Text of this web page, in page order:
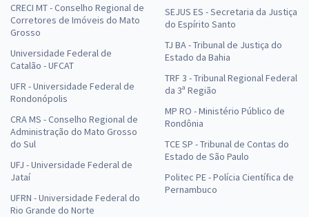
CRECI MT - Conselho Regional de
Corretores de Imóveis do Mato
Grosso
Universidade Federal de
Catalão - UFCAT
UFR - Universidade Federal de
Rondonópolis
CRA MS - Conselho Regional de
Administração do Mato Grosso
do Sul
UFJ - Universidade Federal de
Jataí
UFRN - Universidade Federal do
Rio Grande do Norte
SEJUS ES - Secretaria da Justiça
do Espírito Santo
TJ BA - Tribunal de Justiça do
Estado da Bahia
TRF 3 - Tribunal Regional Federal
da 3ª Região
MP RO - Ministério Público de
Rondônia
TCE SP - Tribunal de Contas do
Estado de São Paulo
Politec PE - Polícia Científica de
Pernambuco